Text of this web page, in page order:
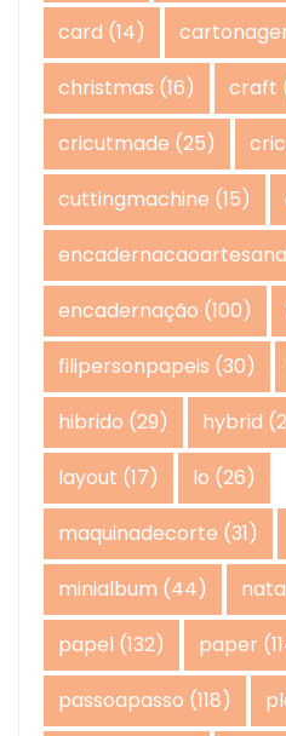
card (14)
christmas (16) craft
cricutmade (25)
cuttingmachine (15)
encadernação (100)
filipersonpapeis (30)
hibrido (29) hybrid
layout (17) lo (26)
maquinadecorte (31)
minialbum (44)
papel (132) paper
passoapasso (118)